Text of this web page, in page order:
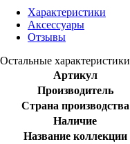
Характеристики
Аксессуары
Отзывы
Остальные характеристики
Артикул
Производитель
Страна производства
Наличие
Название коллекции